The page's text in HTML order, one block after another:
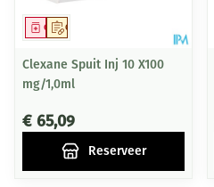
Op voorschrift
Geneesmiddel
Clexane Spuit Inj 10 X100
mg/1,0ml
€ 65,09
Reserveer